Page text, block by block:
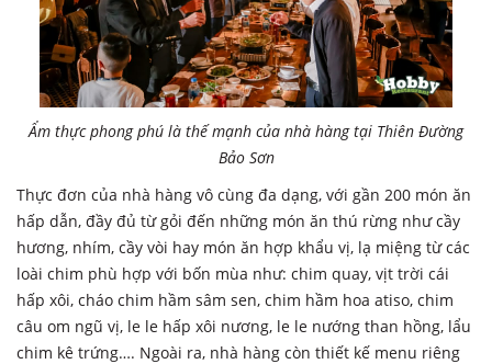
Ẩm thực phong phú là thế mạnh của nhà hàng tại Thiên Đường
Bảo Sơn
Thực đơn của nhà hàng vô cùng đa dạng, với gần 200 món ăn
hấp dẫn, đầy đủ từ gỏi đến những món ăn thú rừng như cầy
hương, nhím, cầy vòi hay món ăn hợp khẩu vị, lạ miệng từ các
loài chim phù hợp với bốn mùa như: chim quay, vịt trời cái
hấp xôi, cháo chim hầm sâm sen, chim hầm hoa atiso, chim
câu om ngũ vị, le le hấp xôi nương, le le nướng than hồng, lẩu
chim kê trứng…. Ngoài ra, nhà hàng còn thiết kế menu riêng